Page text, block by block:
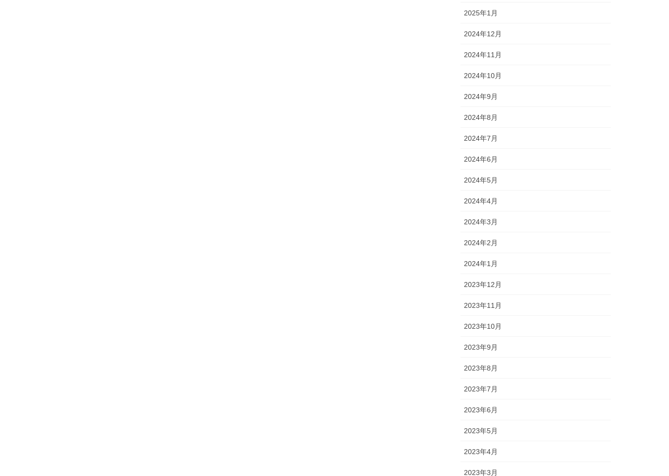
2025年1月
2024年12月
2024年11月
2024年10月
2024年9月
2024年8月
2024年7月
2024年6月
2024年5月
2024年4月
2024年3月
2024年2月
2024年1月
2023年12月
2023年11月
2023年10月
2023年9月
2023年8月
2023年7月
2023年6月
2023年5月
2023年4月
2023年3月